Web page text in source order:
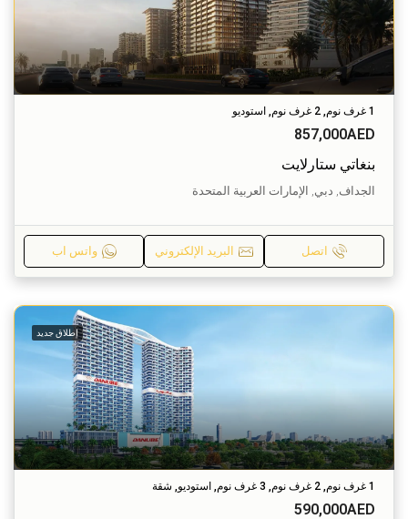
1 غرف نوم, 2 غرف نوم, استوديو
857,000AED
بنغاتي ستارلايت
الجداف, دبي, الإمارات العربية المتحدة
اتصل البريد الإلكتروني واتس اب
إطلاق جديد
1 غرف نوم, 2 غرف نوم, 3 غرف نوم, استوديو, شقة
590,000AED